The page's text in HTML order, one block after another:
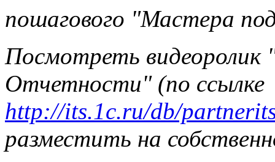
пошагового "Мастера
Посмотреть видеоролик
Отчетности" (по ссылке
http://its.1c.ru/db/
разместить на